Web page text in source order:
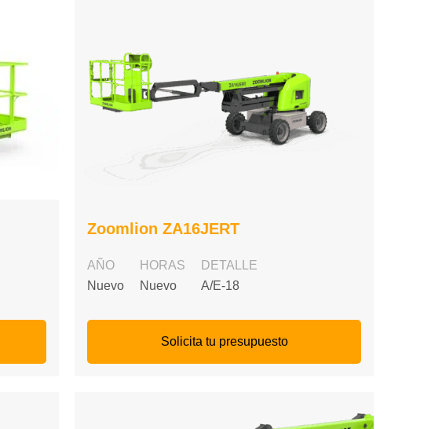
Zoomlion ZA16JERT
AÑO
Nuevo
HORAS
Nuevo
DETALLE
A/E-18
Solicita tu presupuesto